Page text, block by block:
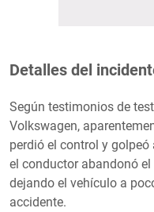
Detalles del
Según testimonios de
Volkswagen,
perdió el control y
el conductor abandonó
dejando el vehículo a
accidente.